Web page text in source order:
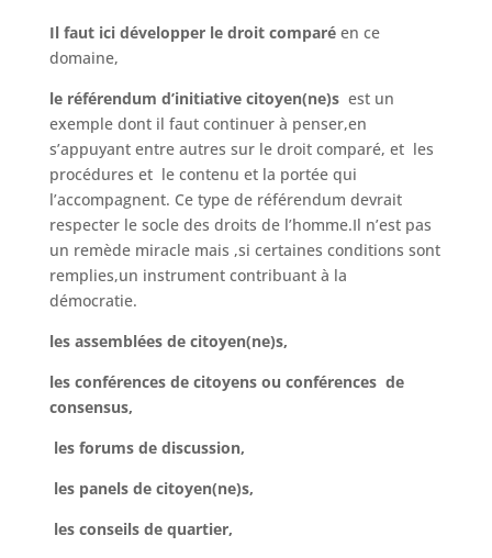
Il faut ici développer le droit comparé en ce
domaine,
le référendum d’initiative citoyen(ne)sest un
exemple dont il faut continuer à penser,en
s’appuyant entre autres sur le droit comparé, et les
procédures et le contenu et la portée qui
l’accompagnent. Ce type de référendum devrait
respecter le socle des droits de l’homme.Il n’est pas
un remède miracle mais ,si certaines conditions sont
remplies,un instrument contribuant à la
démocratie.
les assemblées de citoyen(ne)s,
les conférences de citoyens ou conférences de
consensus,
les forums de discussion,
les panels de citoyen(ne)s,
les conseils de quartier,